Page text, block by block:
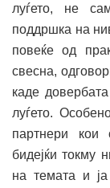
луѓето, не
поддршка на
повеќе од
свесна,
каде
луѓето.
партнери кои
бидејќи токму
на темата и